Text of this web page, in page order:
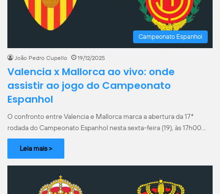
Campeonato Espanhol
João Pedro Cupello 19/12/2025
Valencia x Mallorca ao vivo: onde
assistir ao jogo do Campeonato
Espanhol
O confronto entre Valencia e Mallorca marca a abertura da 17ª
rodada do Campeonato Espanhol nesta sexta-feira (19), às 17h00…
Leia mais >